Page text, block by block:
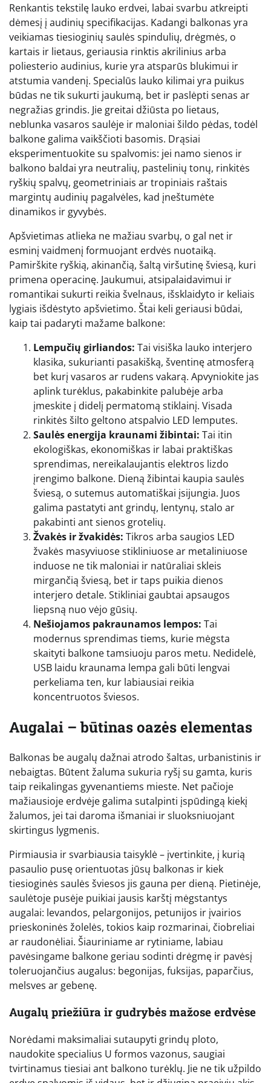
Renkantis tekstilę lauko erdvei, labai svarbu atkreipti
dėmesį į audinių specifikacijas. Kadangi balkonas yra
veikiamas tiesioginių saulės spindulių, drėgmės, o
kartais ir lietaus, geriausia rinktis akrilinius arba
poliesterio audinius, kurie yra atsparūs blukimui ir
atstumia vandenį. Specialūs lauko kilimai yra puikus
būdas ne tik sukurti jaukumą, bet ir paslėpti senas ar
negražias grindis. Jie greitai džiūsta po lietaus,
neblunka vasaros saulėje ir maloniai šildo pėdas, todėl
balkone galima vaikščioti basomis. Drąsiai
eksperimentuokite su spalvomis: jei namo sienos ir
balkono baldai yra neutralių, pastelinių tonų, rinkitės
ryškių spalvų, geometriniais ar tropiniais raštais
margintų audinių pagalvėles, kad įneštumėte
dinamikos ir gyvybės.
Apšvietimas atlieka ne mažiau svarbų, o gal net ir
esminį vaidmenį formuojant erdvės nuotaiką.
Pamirškite ryškią, akinančią, šaltą viršutinę šviesą, kuri
primena operacinę. Jaukumui, atsipalaidavimui ir
romantikai sukurti reikia švelnaus, išsklaidyto ir keliais
lygiais išdėstyto apšvietimo. Štai keli geriausi būdai,
kaip tai padaryti mažame balkone:
Lempučių girliandos: Tai visiška lauko interjero
klasika, sukurianti pasakišką, šventinę atmosferą
bet kurį vasaros ar rudens vakarą. Apvyniokite jas
aplink turėklus, pakabinkite palubėje arba
įmeskite į didelį permatomą stiklainį. Visada
rinkitės šilto geltono atspalvio LED lemputes.
Saulės energija kraunami žibintai: Tai itin
ekologiškas, ekonomiškas ir labai praktiškas
sprendimas, nereikalaujantis elektros lizdo
įrengimo balkone. Dieną žibintai kaupia saulės
šviesą, o sutemus automatiškai įsijungia. Juos
galima pastatyti ant grindų, lentynų, stalo ar
pakabinti ant sienos grotelių.
Žvakės ir žvakidės: Tikros arba saugios LED
žvakės masyviuose stikliniuose ar metaliniuose
induose ne tik maloniai ir natūraliai skleis
mirgančią šviesą, bet ir taps puikia dienos
interjero detale. Stikliniai gaubtai apsaugos
liepsną nuo vėjo gūsių.
Nešiojamos pakraunamos lempos: Tai
modernus sprendimas tiems, kurie mėgsta
skaityti balkone tamsiuoju paros metu. Nedidelė,
USB laidu kraunama lempa gali būti lengvai
perkeliama ten, kur labiausiai reikia
koncentruotos šviesos.
Augalai – būtinas oazės elementas
Balkonas be augalų dažnai atrodo šaltas, urbanistinis ir
nebaigtas. Būtent žaluma sukuria ryšį su gamta, kuris
taip reikalingas gyvenantiems mieste. Net pačioje
mažiausioje erdvėje galima sutalpinti įspūdingą kiekį
žalumos, jei tai daroma išmaniai ir sluoksniuojant
skirtingus lygmenis.
Pirmiausia ir svarbiausia taisyklė – įvertinkite, į kurią
pasaulio pusę orientuotas jūsų balkonas ir kiek
tiesioginės saulės šviesos jis gauna per dieną. Pietinėje,
saulėtoje pusėje puikiai jausis karštį mėgstantys
augalai: levandos, pelargonijos, petunijos ir įvairios
prieskoninės žolelės, tokios kaip rozmarinai, čiobreliai
ar raudonėliai. Šiauriniame ar rytiniame, labiau
pavėsingame balkone geriau sodinti drėgmę ir pavėsį
toleruojančius augalus: begonijas, fuksijas, paparčius,
melsves ar gebenę.
Augalų priežiūra ir gudrybės mažose erdvėse
Norėdami maksimaliai sutaupyti grindų ploto,
naudokite specialius U formos vazonus, saugiai
tvirtinamus tiesiai ant balkono turėklų. Jie ne tik užpildo